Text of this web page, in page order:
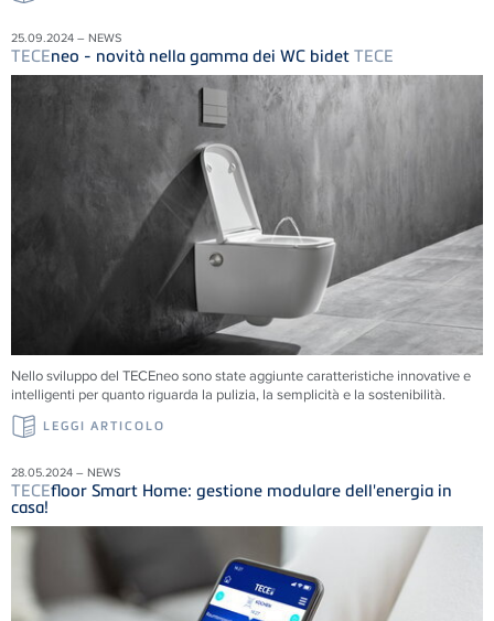
25.09.2024 – NEWS
TECEneo - novità nella gamma dei WC bidet TECE
Nello sviluppo del TECEneo sono state aggiunte caratteristiche innovative e
intelligenti per quanto riguarda la pulizia, la semplicità e la sostenibilità.
LEGGI ARTICOLO
28.05.2024 – NEWS
TECEfloor Smart Home: gestione modulare dell'energia in
casa!